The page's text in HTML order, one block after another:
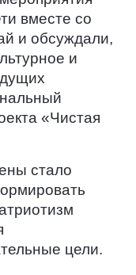
вместе со
и обсуждали,
и
«Чистая
стало
цели.